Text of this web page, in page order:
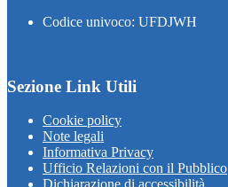
Codice univoco: UFDJWH
Sezione Link Utili
Cookie policy
Note legali
Informativa Privacy
Ufficio Relazioni con il Pubblico